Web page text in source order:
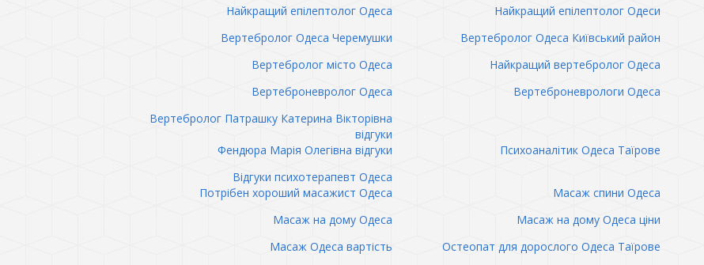
Найкращий епілептолог Одеса
Найкращий епілептолог Одеси
Вертебролог Одеса Черемушки
Вертебролог Одеса Київський район
Вертебролог місто Одеса
Найкращий вертебролог Одеса
Вертеброневролог Одеса
Вертеброневрологи Одеса
Вертебролог Патрашку Катерина Вікторівна
відгуки
Фендюра Марія Олегівна відгуки
Психоаналітик Одеса Таїрове
Відгуки психотерапевт Одеса
Потрібен хороший масажист Одеса
Масаж спини Одеса
Масаж на дому Одеса
Масаж на дому Одеса ціни
Масаж Одеса вартість
Остеопат для дорослого Одеса Таїрове